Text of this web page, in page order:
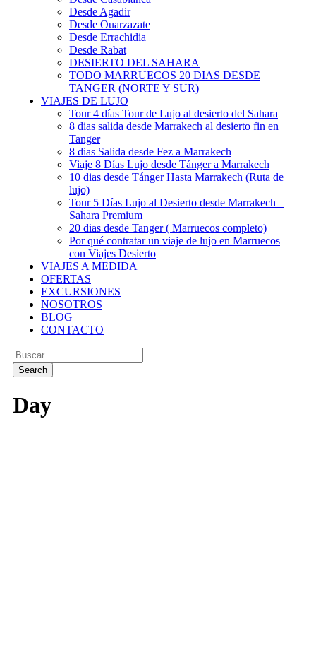
Desde Agadir
Desde Ouarzazate
Desde Errachidia
Desde Rabat
DESIERTO DEL SAHARA
TODO MARRUECOS 20 DIAS DESDE
TANGER (NORTE Y SUR)
VIAJES DE LUJO
Tour 4 días Tour de Lujo al desierto del Sahara
8 dias salida desde Marrakech al desierto fin en
Tanger
8 dias Salida desde Fez a Marrakech
Viaje 8 Días Lujo desde Tánger a Marrakech
10 dias desde Tánger Hasta Marrakech (Ruta de
lujo)
Tour 5 Días Lujo al Desierto desde Marrakech –
Sahara Premium
20 dias desde Tanger ( Marruecos completo)
Por qué contratar un viaje de lujo en Marruecos
con Viajes Desierto
VIAJES A MEDIDA
OFERTAS
EXCURSIONES
NOSOTROS
BLOG
CONTACTO
Day